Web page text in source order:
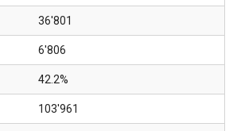
36'801
6'806
42.2%
103'961